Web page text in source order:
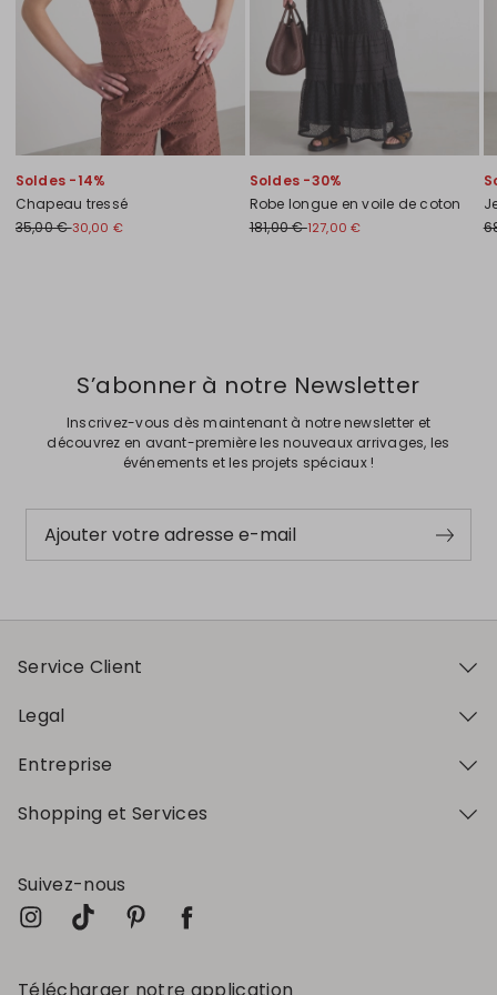
Soldes -14%
Chapeau tressé
35,00 €30,00 €
Soldes -30%
Robe longue en voile de coton
181,00 €127,00 €
S’abonner à notre Newsletter
Inscrivez-vous dès maintenant à notre newsletter et
découvrez en avant-première les nouveaux arrivages, les
événements et les projets spéciaux !
Ajouter votre adresse e-mail
Service Client
Legal
Entreprise
Shopping et Services
Suivez-nous